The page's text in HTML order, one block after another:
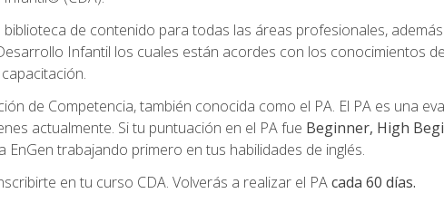
de contenido para todas las áreas profesionales,
Infantil los cuales están acordes con los conocimientos
de Competencia, también conocida como el PA. El PA es una
actualmente. Si tu puntuación en el PA fue Beginner, High
EnGen trabajando primero en tus habilidades de inglés.
en tu curso CDA. Volverás a realizar el PAcada 60 días.